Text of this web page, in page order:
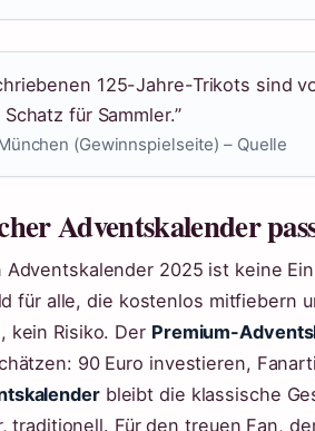
125-Jahre-Trikots sind
für Sammler.”
(Gewinnspielseite) – Quelle
Adventskalender
Adventskalender 2025 ist keine
für alle, die kostenlos mitfiebern
kein Risiko. Der Premium-
90 Euro investieren,
bleibt die klassische
traditionell. Für den treuen Fan,